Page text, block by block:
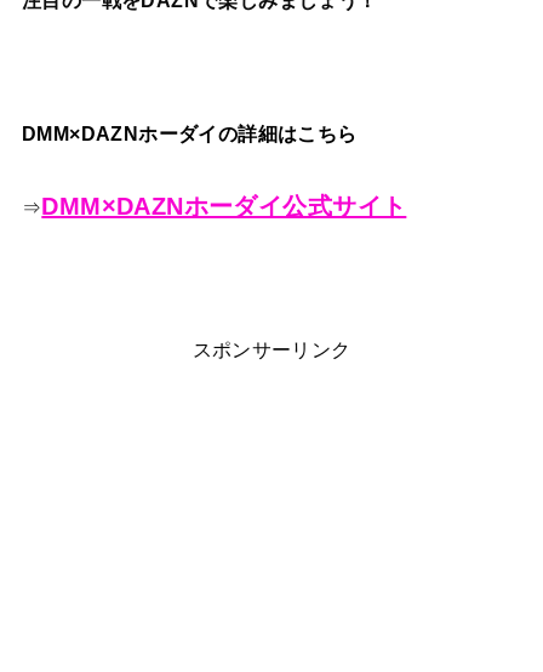
DMM×DAZNホーダイの詳細はこちら
⇒DMM×DAZNホーダイ公式サイト
スポンサーリンク